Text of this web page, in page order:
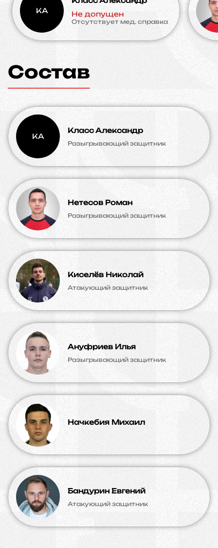
КА
Не допущен
Отсутствует мед. справка
Состав
КА
Класс Александр
Разыгрывающий защитник
Нетесов Роман
Разыгрывающий защитник
Киселёв Николай
Атакующий защитник
Ануфриев Илья
Разыгрывающий защитник
Начкебия Михаил
Бандурин Евгений
Атакующий защитник